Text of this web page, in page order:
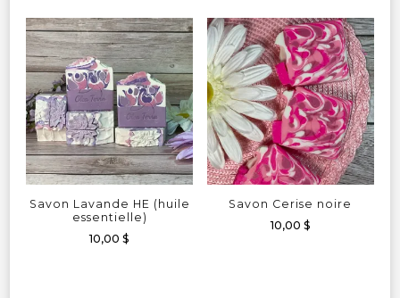
a
plusieurs
variations.
Les
options
peuvent
être
choisies
la
page
Savon Lavande HE (huile
essentielle)
10,00$
Savon Cerise noire
10,00 $